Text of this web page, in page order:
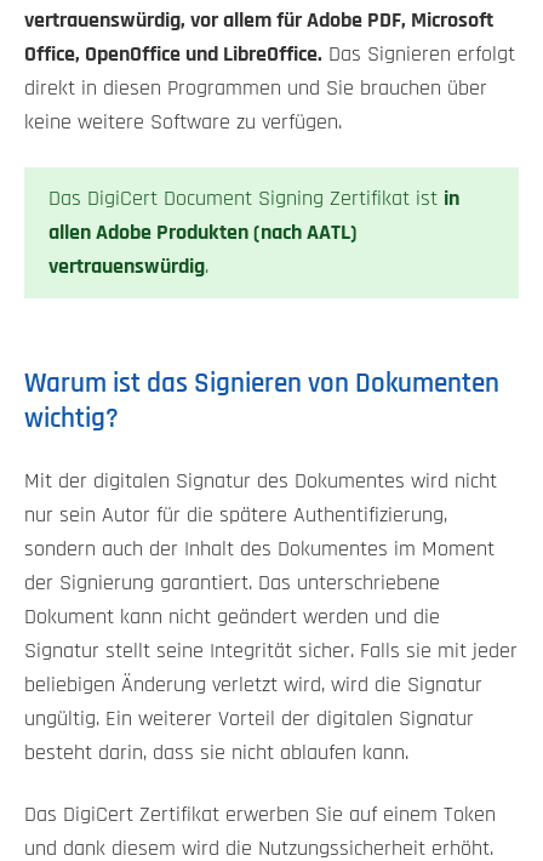
vertrauenswürdig, vor allem für Adobe PDF, Microsoft
Office, OpenOffice und LibreOffice. Das Signieren erfolgt
direkt in diesen Programmen und Sie brauchen über
keine weitere Software zu verfügen.
Das DigiCert Document Signing Zertifikat ist in
allen Adobe Produkten (nach AATL)
vertrauenswürdig.
Warum ist das Signieren von Dokumenten
wichtig?
Mit der digitalen Signatur des Dokumentes wird nicht
nur sein Autor für die spätere Authentifizierung,
sondern auch der Inhalt des Dokumentes im Moment
der Signierung garantiert. Das unterschriebene
Dokument kann nicht geändert werden und die
Signatur stellt seine Integrität sicher. Falls sie mit jeder
beliebigen Änderung verletzt wird, wird die Signatur
ungültig. Ein weiterer Vorteil der digitalen Signatur
besteht darin, dass sie nicht ablaufen kann.
Das DigiCert Zertifikat erwerben Sie auf einem Token
und dank diesem wird die Nutzungssicherheit erhöht.